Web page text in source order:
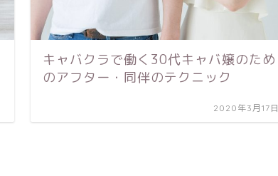
キャバクラで働く30代キャバ嬢のため
のアフター・同伴のテクニック
2020年3月17日